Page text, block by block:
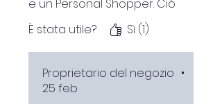
e un Personal Shopper. Ciò
che ho scelto e mi è
arrivato ha pienamente
soddisfatto le mie attese,
piccoli dettagli che negli
outfit fanno la differenza.
È stata utile? Sì (1)
Proprietario del negozio •
25 feb